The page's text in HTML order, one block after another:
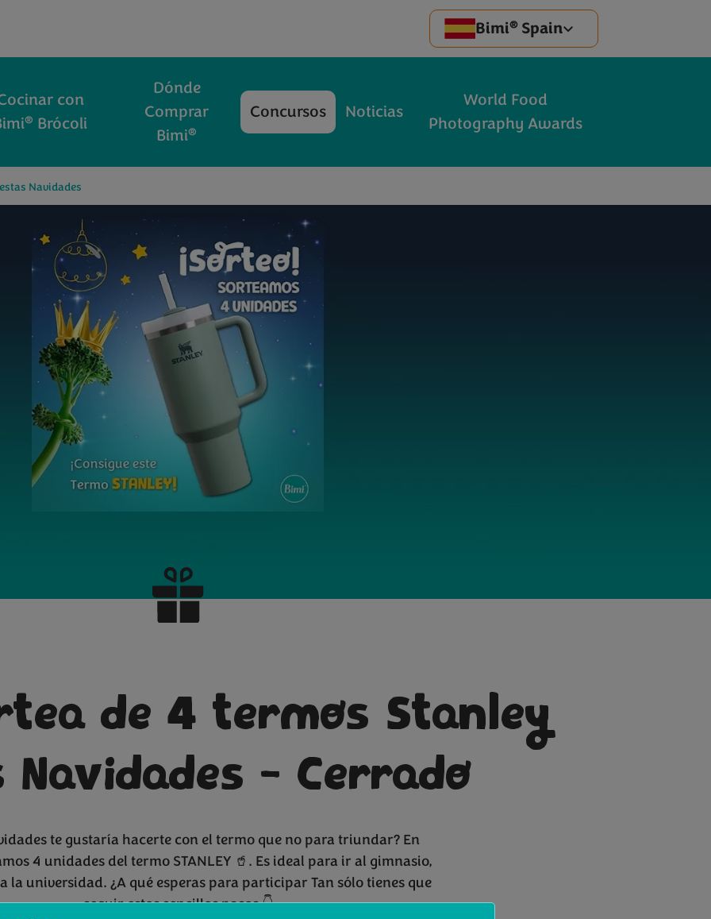
Bimi® Spain
con
® Brócoli
Dónde
Comprar
Bimi®
Concursos Noticias
World Food
Photography Awards
Navidades
de 4 termos Stanley
Navidades - Cerrado
te gustaría hacerte con el termo que no para triundar? En
4 unidades del termo STANLEY 🥤. Es ideal para ir al gimnasio,
la universidad. ¿A qué esperas para participar Tan sólo tienes que
seguir estos sencillos pasos 👇